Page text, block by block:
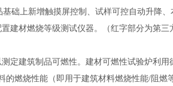
基础上新增触摸屏控制、 试样可控自动升降、
建材燃烧等级测试仪器。 （红字部分为第三
建筑制品可燃性。建材可燃性试验炉利用
的燃烧性能（即用于建筑材料燃烧性能/阻燃